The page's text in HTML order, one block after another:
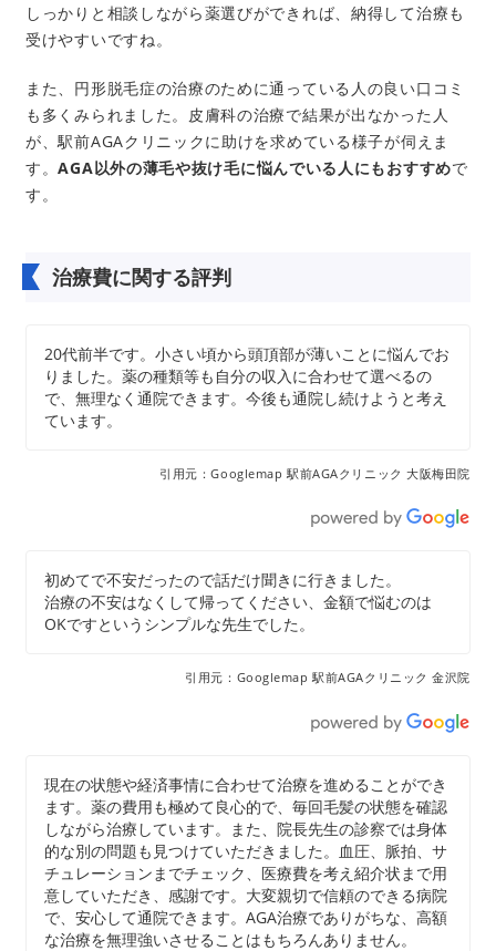
しっかりと相談しながら薬選びができれば、納得して治療も
受けやすいですね。
また、円形脱毛症の治療のために通っている人の良い口コミ
も多くみられました。皮膚科の治療で結果が出なかった人
が、駅前AGAクリニックに助けを求めている様子が伺えま
す。AGA以外の薄毛や抜け毛に悩んでいる人にもおすすめで
す。
治療費に関する評判
20代前半です。小さい頃から頭頂部が薄いことに悩んでお
りました。薬の種類等も自分の収入に合わせて選べるの
で、無理なく通院できます。今後も通院し続けようと考え
ています。
引用元：Googlemap 駅前AGAクリニック 大阪梅田院
初めてで不安だったので話だけ聞きに行きました。
治療の不安はなくして帰ってください、金額で悩むのは
OKですというシンプルな先生でした。
引用元：Googlemap 駅前AGAクリニック 金沢院
現在の状態や経済事情に合わせて治療を進めることができ
ます。薬の費用も極めて良心的で、毎回毛髪の状態を確認
しながら治療しています。また、院長先生の診察では身体
的な別の問題も見つけていただきました。血圧、脈拍、サ
チュレーションまでチェック、医療費を考え紹介状まで用
意していただき、感謝です。大変親切で信頼のできる病院
で、安心して通院できます。AGA治療でありがちな、高額
な治療を無理強いさせることはもちろんありません。